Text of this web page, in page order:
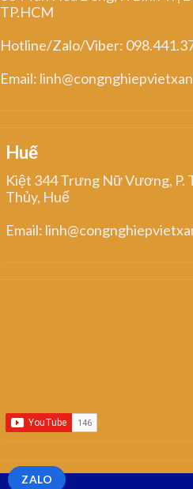
TP.HCM
Hotline/Zalo/Viber:
Email:
Huế
Kiệt 344 Trưng Nữ Vương,
Thủy, Huế
Email:
ZALO